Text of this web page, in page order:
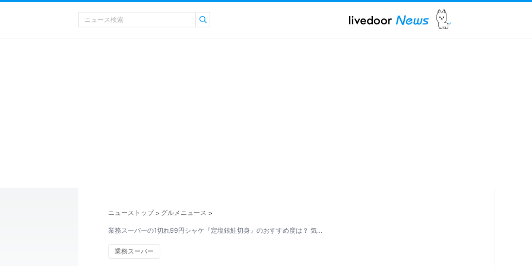
ニューストップ > グルメニュース >
業務スーパーの1切れ99円シャケ『定塩銀鮭切身』のおすすめ度は？ 気…
業務スーパー